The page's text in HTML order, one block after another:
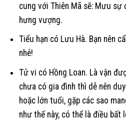
cung với Thiên Mã sẽ: Mưu
hưng vượng.
Tiểu hạn có Lưu Hà. Bạn nên
nhé!
Tử vi có Hồng Loan. Là vận
chưa có gia đình thì dễ nên
hoặc lớn tuổi, gặp các sao
như thế này, có thể là điều bất